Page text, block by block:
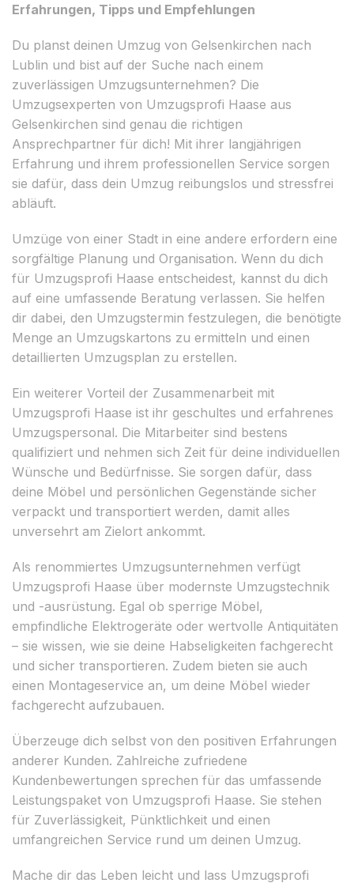
Erfahrungen, Tipps und Empfehlungen
Du planst deinen Umzug von Gelsenkirchen nach
Lublin und bist auf der Suche nach einem
zuverlässigen Umzugsunternehmen? Die
Umzugsexperten von Umzugsprofi Haase aus
Gelsenkirchen sind genau die richtigen
Ansprechpartner für dich! Mit ihrer langjährigen
Erfahrung und ihrem professionellen Service sorgen
sie dafür, dass dein Umzug reibungslos und stressfrei
abläuft.
Umzüge von einer Stadt in eine andere erfordern eine
sorgfältige Planung und Organisation. Wenn du dich
für Umzugsprofi Haase entscheidest, kannst du dich
auf eine umfassende Beratung verlassen. Sie helfen
dir dabei, den Umzugstermin festzulegen, die benötigte
Menge an Umzugskartons zu ermitteln und einen
detaillierten Umzugsplan zu erstellen.
Ein weiterer Vorteil der Zusammenarbeit mit
Umzugsprofi Haase ist ihr geschultes und erfahrenes
Umzugspersonal. Die Mitarbeiter sind bestens
qualifiziert und nehmen sich Zeit für deine individuellen
Wünsche und Bedürfnisse. Sie sorgen dafür, dass
deine Möbel und persönlichen Gegenstände sicher
verpackt und transportiert werden, damit alles
unversehrt am Zielort ankommt.
Als renommiertes Umzugsunternehmen verfügt
Umzugsprofi Haase über modernste Umzugstechnik
und -ausrüstung. Egal ob sperrige Möbel,
empfindliche Elektrogeräte oder wertvolle Antiquitäten
– sie wissen, wie sie deine Habseligkeiten fachgerecht
und sicher transportieren. Zudem bieten sie auch
einen Montageservice an, um deine Möbel wieder
fachgerecht aufzubauen.
Überzeuge dich selbst von den positiven Erfahrungen
anderer Kunden. Zahlreiche zufriedene
Kundenbewertungen sprechen für das umfassende
Leistungspaket von Umzugsprofi Haase. Sie stehen
für Zuverlässigkeit, Pünktlichkeit und einen
umfangreichen Service rund um deinen Umzug.
Mache dir das Leben leicht und lass Umzugsprofi